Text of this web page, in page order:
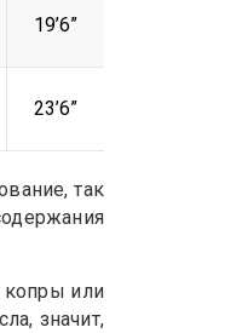
19’6”
23’6”
так
копры или
значит,